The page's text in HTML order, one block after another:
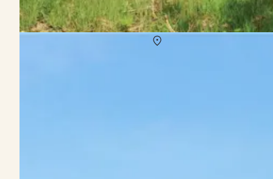
Vermietung von Ferienhäuser Aarhus Bucht